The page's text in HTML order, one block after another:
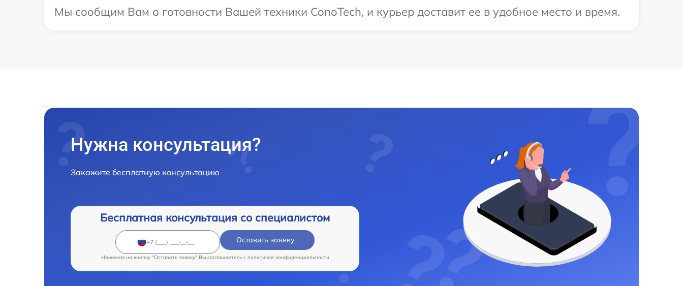
Мы сообщим Вам о готовности Вашей техники ConoTech, и курьер доставит ее в удобное место и время.
Нужна консультация?
Закажите бесплатную консультацию
Бесплатная консультация со специалистом
Оставить заявку
Нажимая на кнопку "Оставить заявку" Вы соглашаетесь c политикой конфиденциальности